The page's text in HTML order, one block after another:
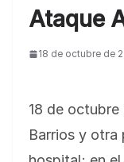
Ataque
18 de octubre de
18 de
Barrios y otra